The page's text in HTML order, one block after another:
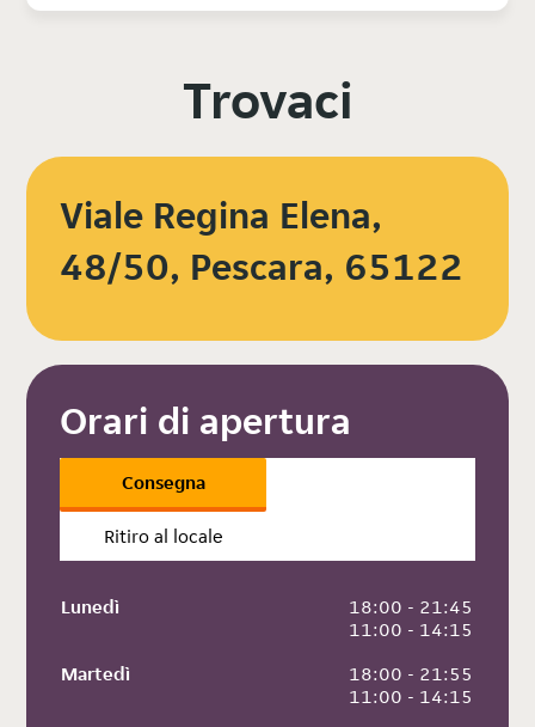
Trovaci
Viale Regina Elena,
48/50, Pescara, 65122
Orari di apertura
Consegna
Ritiro al locale
Lunedì
18:00 - 21:45
11:00 - 14:15
Martedì
18:00 - 21:55
11:00 - 14:15